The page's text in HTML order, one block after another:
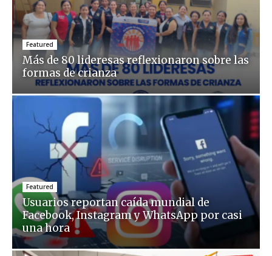
Featured
Más de 80 lideresas reflexionaron sobre las
formas de crianza
Featured
Usuarios reportan caída mundial de
Facebook, Instagram y WhatsApp por casi
una hora